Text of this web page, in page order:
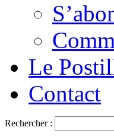
Le
Contact
Rechercher :